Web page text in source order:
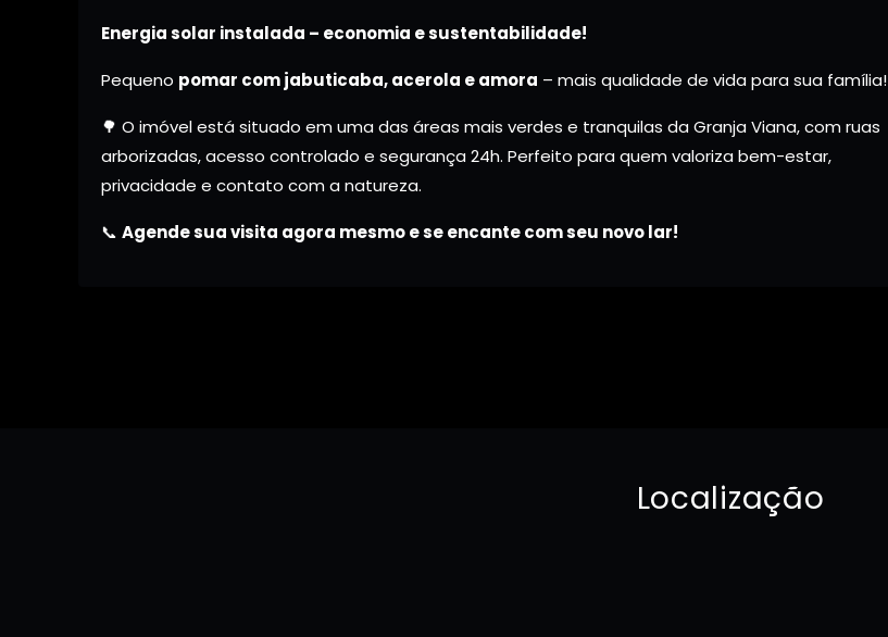
Energia solar instalada – economia e sustentabilidade!
Pequeno pomar com jabuticaba, acerola e amora – mais qualidade de vida para sua família!
🌳 O imóvel está situado em uma das áreas mais verdes e tranquilas da Granja Viana, com ruas
arborizadas, acesso controlado e segurança 24h. Perfeito para quem valoriza bem-estar,
privacidade e contato com a natureza.
📞 Agende sua visita agora mesmo e se encante com seu novo lar!
Localização